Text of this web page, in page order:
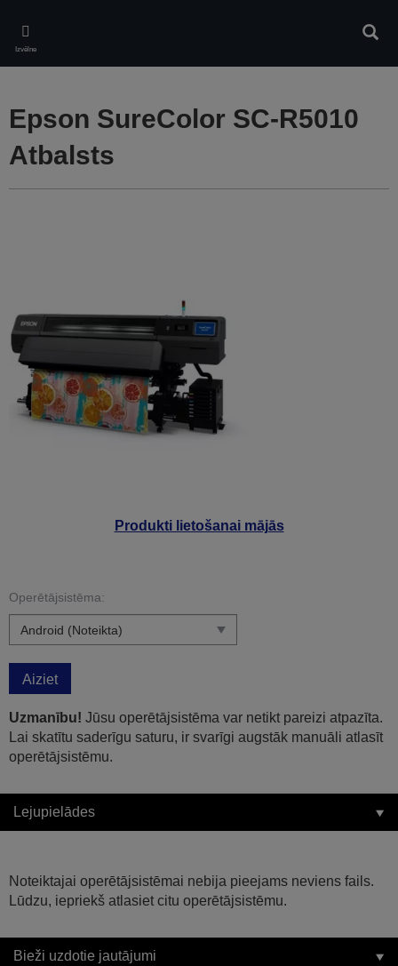
main
content
Izvēlne
Produkti lietošanai mājās
Epson SureColor SC-R5010
Atbalsts
Operētājsistēma:
Aiziet
Uzmanību! Jūsu operētājsistēma var netikt pareizi atpazīta.
Lai skatītu saderīgu saturu, ir svarīgi augstāk manuāli atlasīt
operētājsistēmu.
Lejupielādes
Noteiktajai operētājsistēmai nebija pieejams neviens fails.
Lūdzu, iepriekš atlasiet citu operētājsistēmu.
Bieži uzdotie jautājumi